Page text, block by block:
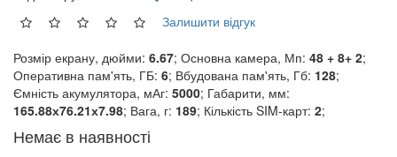
Залишити відгук
Розмір екрану, дюйми: 6.67; Основна камера, Мп: 48 + 8+ 2;
Оперативна пам'ять, ГБ: 6; Вбудована пам'ять, Гб: 128;
Ємність акумулятора, мАг: 5000; Габарити, мм:
165.88х76.21х7.98; Вага, г: 189; Кількість SIM-карт: 2;
Немає в наявності